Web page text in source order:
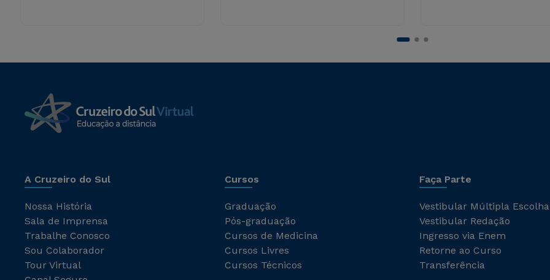
A Cruzeiro do Sul
Nossa História
Sala de Imprensa
Trabalhe Conosco
Sou Colaborador
Tour Virtual
Cursos
Graduação
Pós-graduação
Cursos de Medicina
Cursos Livres
Cursos Técnicos
Faça Parte
Vestibular Múltipla Escolha
Vestibular Redação
Ingresso via Enem
Retorne ao Curso
Transferência